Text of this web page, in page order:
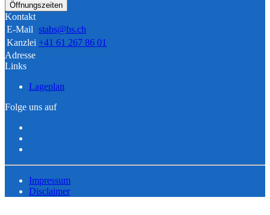
Öffnungszeiten
Kontakt
E-Mail stabs@bs.ch
Kanzlei +41 61 267 86 01
Adresse
Links
Lageplan
Folge uns auf
Impressum
Disclaimer